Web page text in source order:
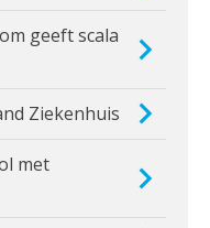
geeft scala
Ziekenhuis
met